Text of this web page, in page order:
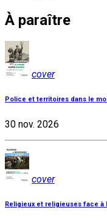
À paraître
cover
Police et territoires dans le
30 nov. 2026
cover
Religieux et religieuses face à